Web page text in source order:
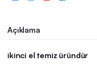
Açıklama
ikinci el temiz üründür